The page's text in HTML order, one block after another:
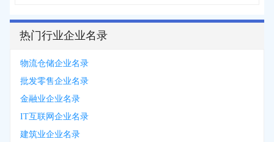
热门行业企业名录
物流仓储企业名录
批发零售企业名录
金融业企业名录
IT互联网企业名录
建筑业企业名录